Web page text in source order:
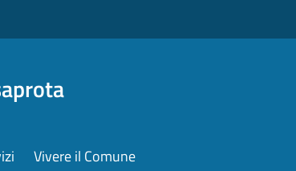
Vivere il Comune